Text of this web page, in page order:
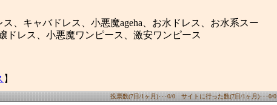
、キャバドレス、小悪魔ageha、お水ドレス、お水系スー
ドレス、小悪魔ワンピース、激安ワンピース
】
投票数(7日/1ヶ月)･･･0/0 サイトに行った数(7日/1ヶ月)･･･0/0